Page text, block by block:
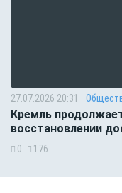
27.07.2026 20:31
Кремль
восстановлении
0 176